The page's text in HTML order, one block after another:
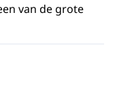
van de grote